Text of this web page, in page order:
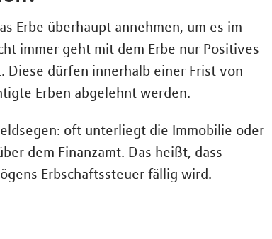
Erbe überhaupt annehmen, um es im
immer geht mit dem Erbe nur Positives
Diese dürfen innerhalb einer Frist von
Erben abgelehnt werden.
oft unterliegt die Immobilie oder
dem Finanzamt. Das heißt, dass
Erbschaftssteuer fällig wird.